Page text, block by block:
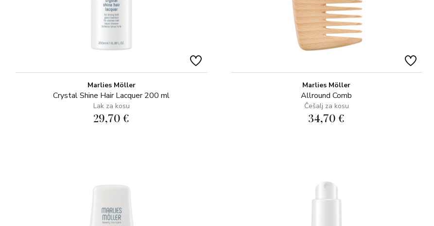
Marlies Möller
Crystal Shine Hair Lacquer 200 ml
Lak za kosu
29,70 €
Marlies Möller
Allround Comb
Češalj za kosu
34,70 €